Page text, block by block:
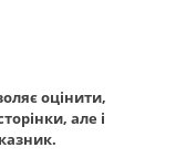
оцінити,
але і